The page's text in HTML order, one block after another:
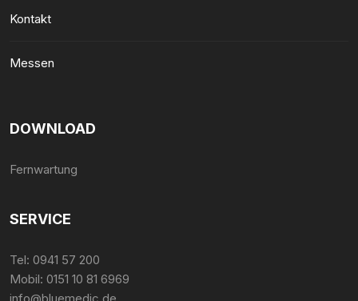
Kontakt
Messen
DOWNLOAD
Fernwartung
SERVICE
Tel:0941 57 200
Mobil:0151 10 81 6969